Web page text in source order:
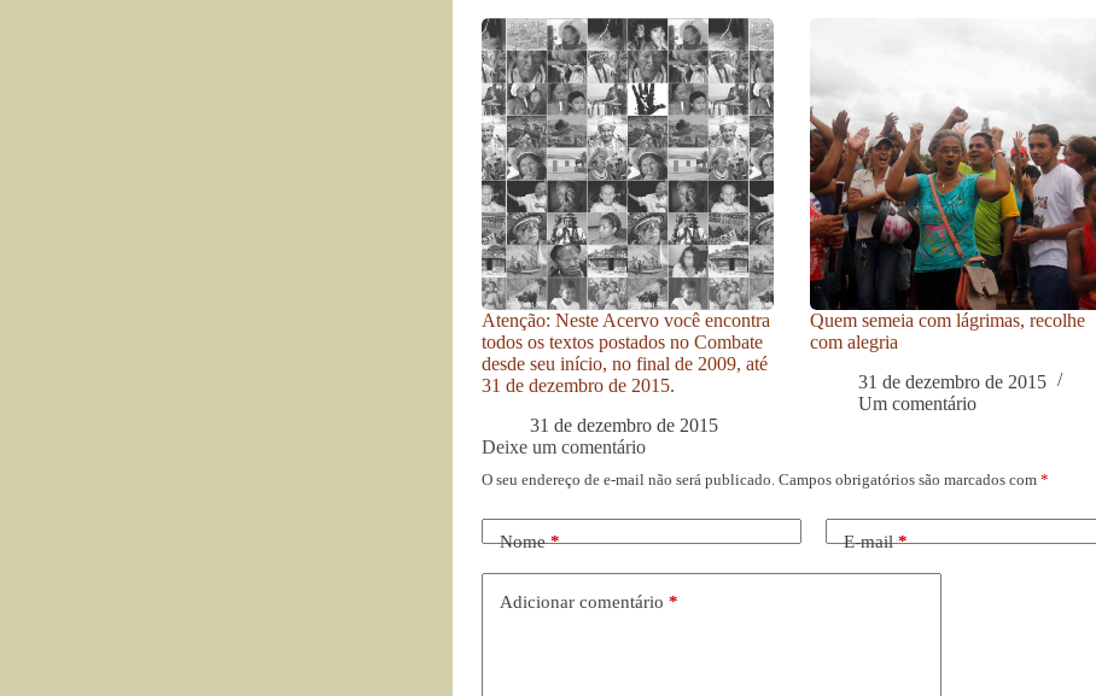
Atenção: Neste Acervo você encontra
todos os textos postados no Combate
desde seu início, no final de 2009, até
31 de dezembro de 2015.
31 de dezembro de 2015
Quem semeia com lágrimas, recolhe
com alegria
31 de dezembro de 2015
Um comentário
Deixe um comentário
O seu endereço de e-mail não será publicado. Campos obrigatórios são marcados com *
Nome* E-mail*
Adicionar comentário *